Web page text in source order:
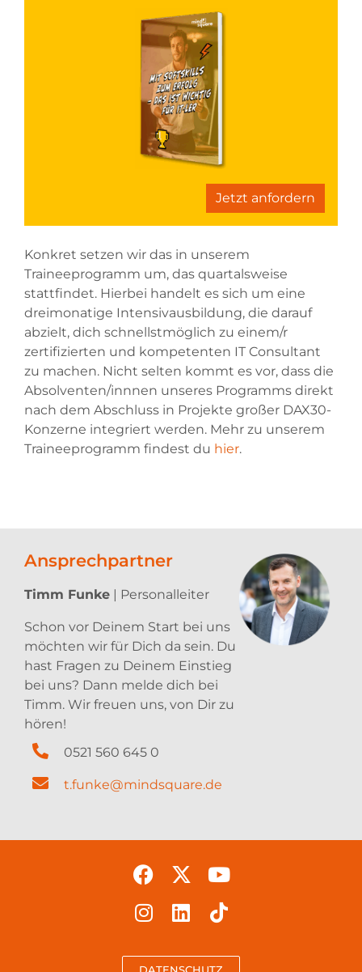
Jetzt anfordern
Konkret setzen wir das in unserem
Traineeprogramm um, das quartalsweise
stattfindet. Hierbei handelt es sich um eine
dreimonatige Intensivausbildung, die darauf
abzielt, dich schnellstmöglich zu einem/r
zertifizierten und kompetenten IT Consultant
zu machen. Nicht selten kommt es vor, dass die
Absolventen/innnen unseres Programms direkt
nach dem Abschluss in Projekte großer DAX30-
Konzerne integriert werden. Mehr zu unserem
Traineeprogramm findest du hier.
Ansprechpartner
Timm Funke | Personalleiter
Schon vor Deinem Start bei uns
möchten wir für Dich da sein. Du
hast Fragen zu Deinem Einstieg
bei uns? Dann melde dich bei
Timm. Wir freuen uns, von Dir zu
hören!
0521 560 645 0
t.funke@mindsquare.de
DATENSCHUTZ